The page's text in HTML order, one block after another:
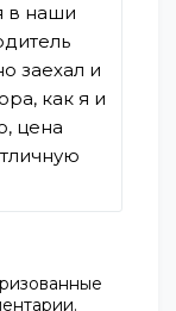
в наши
заехал и
как я и
цена